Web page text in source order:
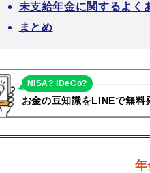
未支給年金に関するよく
まとめ
お金の豆知識をLINEで無料
NISA? iDeCo?